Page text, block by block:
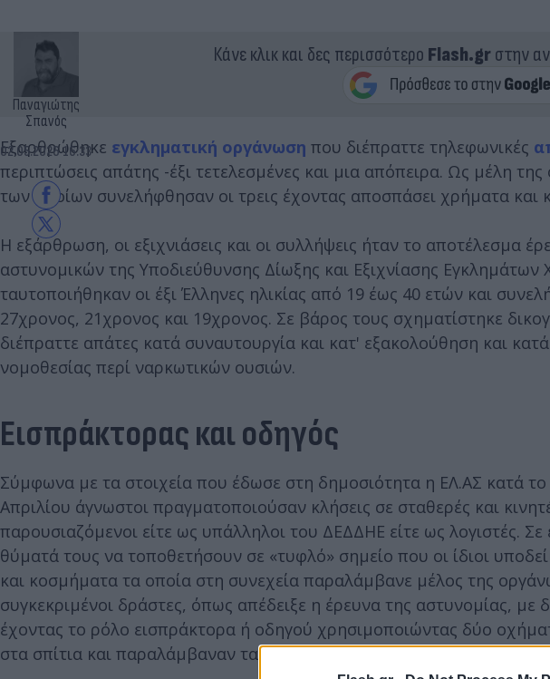
Παναγιώτης
Σπανός
02.05.2026 16:33
Κάνε κλικ και δες περισσότερο Flash.grστην
Εξαρθρώθηκε εγκληματική οργάνωση που διέπραττε τηλεφωνικές
περιπτώσεις απάτης -έξι τετελεσμένες και μια απόπειρα. Ως μέλη
των οποίων συνελήφθησαν οι τρεις έχοντας αποσπάσει χρήματα και
Η εξάρθρωση, οι εξιχνιάσεις και οι συλλήψεις ήταν το αποτέλεσμα
αστυνομικών της Υποδιεύθυνσης Δίωξης και Εξιχνίασης Εγκλημάτων
ταυτοποιήθηκαν οι έξι Έλληνες ηλικίας από 19 έως 40 ετών και
27χρονος, 21χρονος και 19χρονος. Σε βάρος τους σχηματίστηκε
διέπραττε απάτες κατά συναυτουργία και κατ' εξακολούθηση και
νομοθεσίας περί ναρκωτικών ουσιών.
Εισπράκτορας και οδηγός
Σύμφωνα με τα στοιχεία που έδωσε στη δημοσιότητα η ΕΛ.ΑΣ κατά
Απριλίου άγνωστοι πραγματοποιούσαν κλήσεις σε σταθερές και
παρουσιαζόμενοι είτε ως υπάλληλοι του ΔΕΔΔΗΕ είτε ως λογιστές.
θύματά τους να τοποθετήσουν σε «τυφλό» σημείο που οι ίδιοι
και κοσμήματα τα οποία στη συνεχεία παραλάμβανε μέλος της
συγκεκριμένοι δράστες, όπως απέδειξε η έρευνα της αστυνομίας,
έχοντας το ρόλο εισπράκτορα ή οδηγού χρησιμοποιώντας δύο
στα σπίτια και παραλάμβαναν τα κοσμήματα και τα χρήματα.